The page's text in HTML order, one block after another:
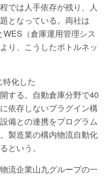
では人手依存が残り、人
となっている。両社は
（倉庫運用管理シス
り、こうしたボトルネッ
化した
する。自動倉庫分野で40
依存しないプラグイン構
備との連携をプログラム
製造業の構内物流自動化
という。
流企業山九グループの一